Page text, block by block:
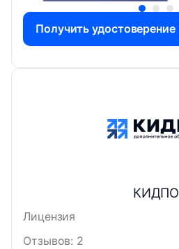
Получить удостоверение
КИДПО
Лицензия
Отзывов: 2